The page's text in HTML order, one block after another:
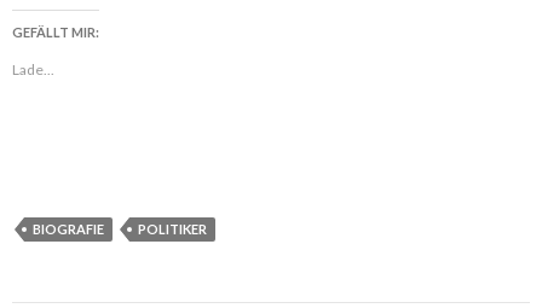
GEFÄLLT MIR:
Lade...
BIOGRAFIE POLITIKER